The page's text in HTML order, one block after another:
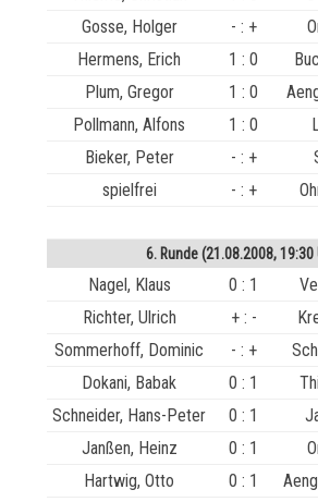
Gosse, Holger
- : +
Hermens, Erich
1 : 0
Plum, Gregor
1 : 0
Pollmann, Alfons
1 : 0
Bieker, Peter
- : +
spielfrei
- : +
6. Runde (21.08.2008, 19:30
Nagel, Klaus 0 : 1
Richter, Ulrich
+ : -
Sommerhoff, Dominic
- : +
Dokani, Babak
0 : 1
Schneider, Hans-Peter
0 : 1
Janßen, Heinz
0 : 1
Hartwig, Otto
0 : 1